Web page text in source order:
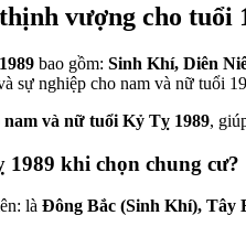
vượng cho tuổi
bao gồm: Sinh Khí, Diên
sự nghiệp cho nam và nữ tuổi
nam và nữ tuổi Kỷ Tỵ 1989,
khi chọn chung cư?
là Đông Bắc (Sinh Khí), Tây